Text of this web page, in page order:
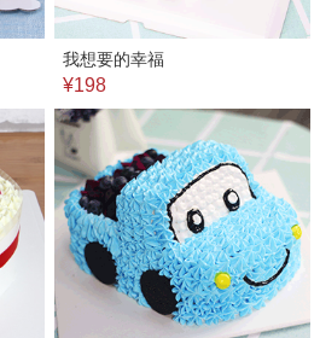
我想要的幸福
¥198